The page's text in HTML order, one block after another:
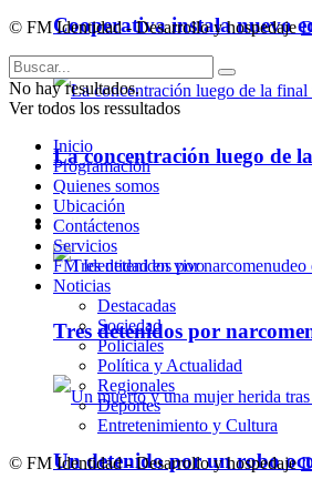
Cooperativa instala nuevo
La concentración luego de
Policiales
Tres detenidos por
Un detenido por un robo
© FM Identidad - Desarrollo y hospedaje
No hay resultados.
Ver todos los ressultados
Inicio
Programación
Quienes somos
Ubicación
Contáctenos
Servicios
FM Identidad en vivo
Noticias
Destacadas
Sociedad
Policiales
Política y Actualidad
Regionales
Deportes
Entretenimiento y Cultura
© FM Identidad - Desarrollo y hospedaje